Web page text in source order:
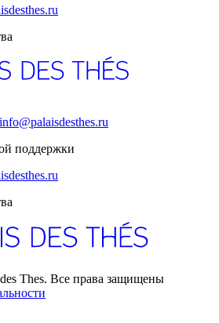
info@palaisdesthes.ru
поддержки
Thes. Все права защищены